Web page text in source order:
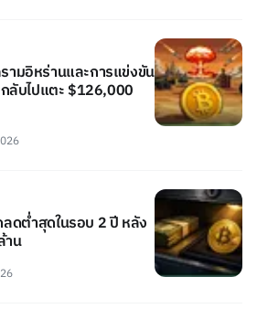
ามอิหร่านและการแข่งขัน
ลับไปแตะ $126,000
ดต่ำสุดในรอบ 2 ปี หลัง
าน